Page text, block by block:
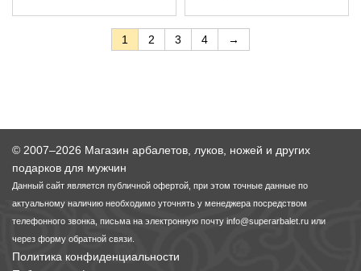
1 2 3 4 →
© 2007–2026 Магазин арбалетов, луков, ножей и других
подарков для мужчин
Данный сайт является публичной офертой, при этом точные данные по
актуальному наличию необходимо уточнять у менеджера посредством
телефонного звонка, письма на электронную почту info@superarbalet.ru или
через форму обратной связи.
Политика конфиденциальности